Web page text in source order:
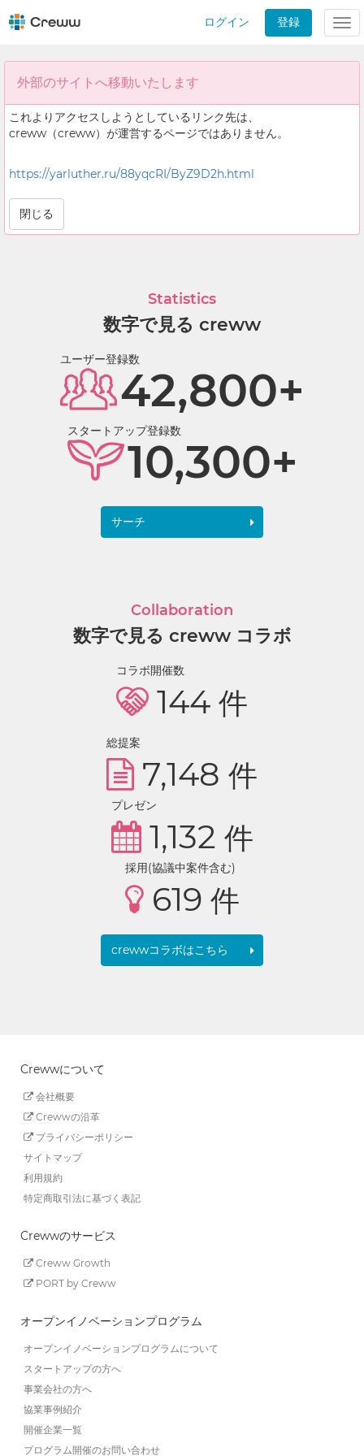
ログイン 登録
外部のサイトへ移動いたします
これよりアクセスしようとしているリンク先は、
creww（creww）が運営するページではありません。
https://yarluther.ru/88yqcRI/ByZ9D2h.html
閉じる
Statistics
数字で見る creww
ユーザー登録数
42,800+
スタートアップ登録数
10,300+
サーチ
Collaboration
数字で見る creww コラボ
コラボ開催数
144 件
総提案
7,148 件
プレゼン
1,132 件
採用(協議中案件含む)
619 件
crewwコラボはこちら
Crewwについて
会社概要
Crewwの沿革
プライバシーポリシー
サイトマップ
利用規約
特定商取引法に基づく表記
Crewwのサービス
Creww Growth
PORT by Creww
オープンイノベーションプログラム
オープンイノベーションプログラムについて
スタートアップの方へ
事業会社の方へ
協業事例紹介
開催企業一覧
プログラム開催のお問い合わせ